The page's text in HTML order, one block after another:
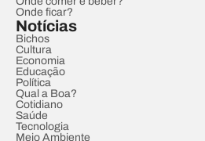
Onde ficar?
Notícias
Bichos
Cultura
Economia
Educação
Política
Qual a Boa?
Cotidiano
Saúde
Tecnologia
Meio Ambiente